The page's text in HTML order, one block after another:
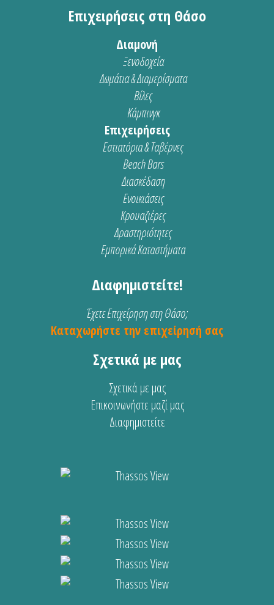
Επιχειρήσεις στη Θάσο
Διαμονή
Ξενοδοχεία
Δωμάτια & Διαμερίσματα
Βίλες
Κάμπινγκ
Επιχειρήσεις
Εστιατόρια & Ταβέρνες
Beach Bars
Διασκέδαση
Ενοικιάσεις
Κρουαζιέρες
Δραστηριότητες
Εμπορικά Καταστήματα
Διαφημιστείτε!
Έχετε Επιχείρηση στη Θάσο;
Καταχωρήστε την επιχείρησή σας
Σχετικά με μας
Σχετικά με μας
Επικοινωνήστε μαζί μας
Διαφημιστείτε